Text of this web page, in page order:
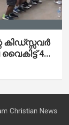
കിഡ്സ്സവർ
4
Christian News